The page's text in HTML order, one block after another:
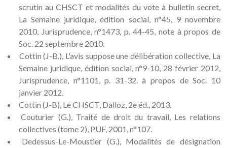
scrutin au CHSCT et modalités du vote à bulletin secret,
La Semaine juridique, édition social, n°45, 9 novembre
2010, Jurisprudence, n°1473, p. 44-45, note à propos de
Soc. 22 septembre 2010.
Cottin (J-B.), L'avis suppose une délibération collective, La
Semaine juridique, édition social, n°9-10, 28 février 2012,
Jurisprudence, n°1101, p. 31-32. à propos de Soc. 10
janvier 2012.
Cottin (J-B), Le CHSCT, Dalloz, 2e éd., 2013.
Couturier (G.), Traité de droit du travail, Les relations
collectives (tome 2), PUF, 2001, n°107.
Dedessus-Le-Moustier (G.), Modalités de désignation